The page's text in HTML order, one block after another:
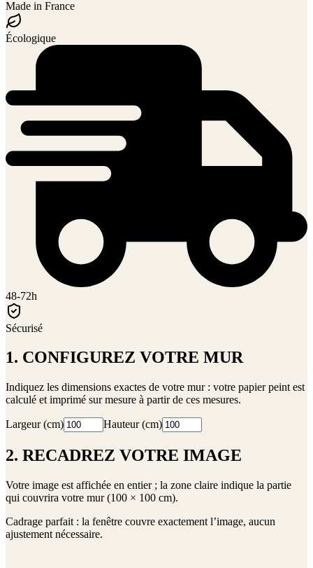
Made in France
Écologique
48-72h
Sécurisé
1. CONFIGUREZ VOTRE MUR
Indiquez les dimensions exactes de votre mur : votre papier peint est
calculé et imprimé sur mesure à partir de ces mesures.
Largeur (cm) Hauteur (cm)
2. RECADREZ VOTRE IMAGE
Votre image est affichée en entier ; la zone claire indique la partie
qui couvrira votre mur (100 × 100 cm).
Cadrage parfait : la fenêtre couvre exactement l’image, aucun
ajustement nécessaire.